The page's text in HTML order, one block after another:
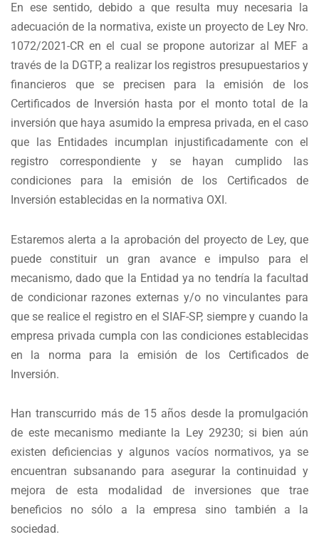
En ese sentido, debido a que resulta muy necesaria la
adecuación de la normativa, existe un proyecto de Ley Nro.
1072/2021-CR en el cual se propone autorizar al MEF a
través de la DGTP, a realizar los registros presupuestarios y
financieros que se precisen para la emisión de los
Certificados de Inversión hasta por el monto total de la
inversión que haya asumido la empresa privada, en el caso
que las Entidades incumplan injustificadamente con el
registro correspondiente y se hayan cumplido las
condiciones para la emisión de los Certificados de
Inversión establecidas en la normativa OXI.
Estaremos alerta a la aprobación del proyecto de Ley, que
puede constituir un gran avance e impulso para el
mecanismo, dado que la Entidad ya no tendría la facultad
de condicionar razones externas y/o no vinculantes para
que se realice el registro en el SIAF-SP, siempre y cuando la
empresa privada cumpla con las condiciones establecidas
en la norma para la emisión de los Certificados de
Inversión.
Han transcurrido más de 15 años desde la promulgación
de este mecanismo mediante la Ley 29230; si bien aún
existen deficiencias y algunos vacíos normativos, ya se
encuentran subsanando para asegurar la continuidad y
mejora de esta modalidad de inversiones que trae
beneficios no sólo a la empresa sino también a la
sociedad.